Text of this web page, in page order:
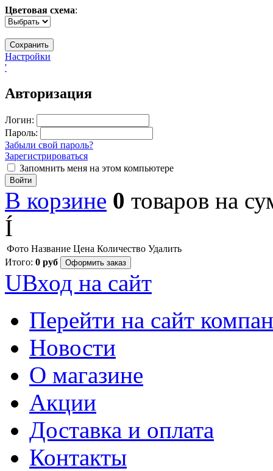
Цветовая схема:
Настройки
'
Авторизация
Логин:
Пароль:
Забыли свой пароль?
Зарегистрироваться
Запомнить меня на этом компьютере
Войти
В корзине 0 товаров на
Í
Фото Название Цена Количество Удалить
Итого: 0 руб Оформить заказ
UВход на сайт
Перейти на сайт
Новости
О магазине
Акции
Доставка и оплата
Контакты